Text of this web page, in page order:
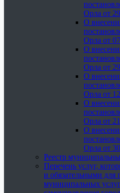
Орла от
О
Орла от
О
Орла от
О
Орла от
О
Орла от
О
Орла от
Реестр
Перечень услуг,
и обязательными для
муниципальных